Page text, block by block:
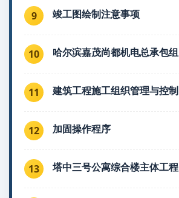
9 竣工图绘制注意事项
10 哈尔滨嘉茂尚都机电总承包组
11 建筑工程施工组织管理与控制
12 加固操作程序
13 塔中三号公寓综合楼主体工程